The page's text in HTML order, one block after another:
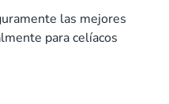
las mejores
para celíacos